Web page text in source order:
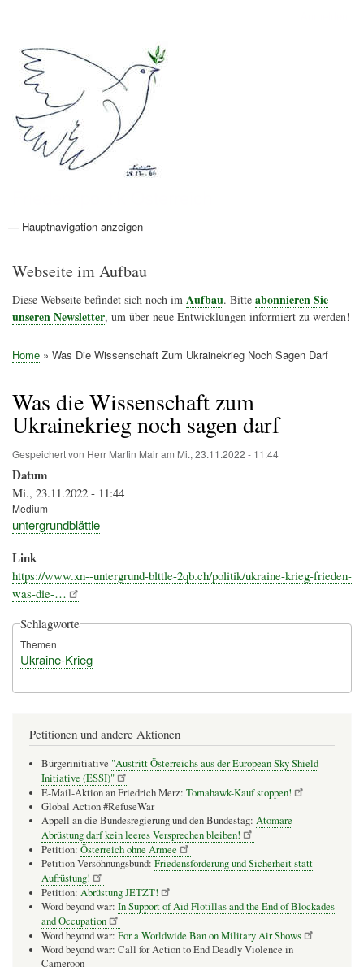
Hauptnavigation
— Hauptnavigation anzeigen
Aktionen
Friedensbewegung
Friedensprojekte
Home
Konflikte
Links
Narichtenlinks
News
Politik
Termine
Texte
Kunst
Friedensexperten
Friedensforschung
Friedensinitiativen
Friedensnachrichten
Webseite im Aufbau
Diese Webseite befindet sich noch im Aufbau. Bitte abonnieren Sie
unseren Newsletter, um über neue Entwicklungen informiert zu werden!
Home Was Die Wissenschaft Zum Ukrainekrieg Noch Sagen Darf
Was die Wissenschaft zum
Ukrainekrieg noch sagen darf
Gespeichert von Herr Martin Mairam Mi., 23.11.2022 - 11:44
Datum
Mi., 23.11.2022 - 11:44
Medium
untergrundblättle
Link
https://www.xn--untergrund-blttle-2qb.ch/politik/ukraine-krieg-frieden-
was-die-…
Schlagworte
Themen
Ukraine-Krieg
Petitionen und andere Aktionen
Bürgerinitiative "Austritt Österreichs aus der European Sky Shield
Initiative (ESSI)"
E-Mail-Aktion an Friedrich Merz: Tomahawk-Kauf stoppen!
Global Action #RefuseWar
Appell an die Bundesregierung und den Bundestag: Atomare
Abrüstung darf kein leeres Versprechen bleiben!
Petition: Österreich ohne Armee
Petition Versöhnungsbund: Friedensförderung und Sicherheit statt
Aufrüstung!
Petition: Abrüstung JETZT!
Word beyond war: In Support of Aid Flotillas and the End of Blockades
and Occupation
Word beyond war: For a Worldwide Ban on Military Air Shows
Word beyond war: Call for Action to End Deadly Violence in
Cameroon